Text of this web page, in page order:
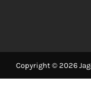
Copyright © 2026